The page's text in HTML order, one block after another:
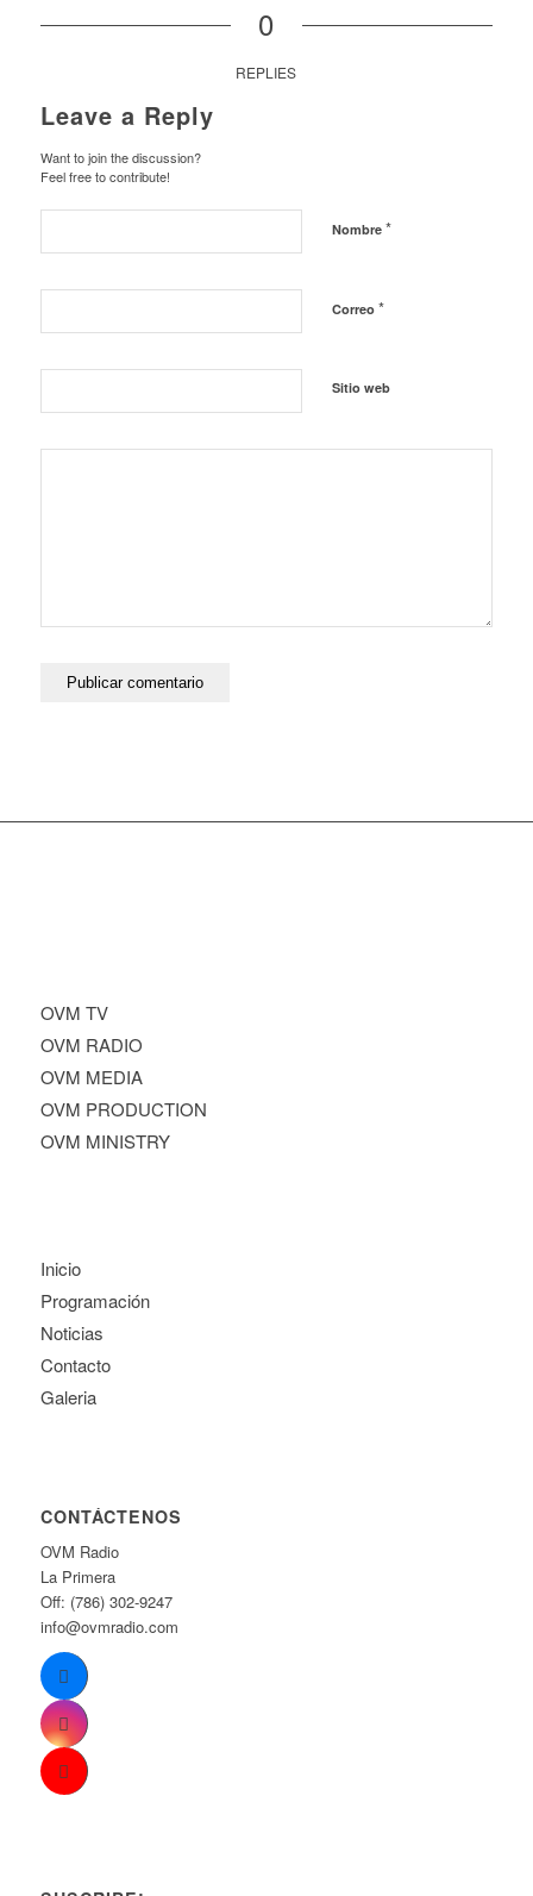
0
REPLIES
Leave a Reply
Want to join the discussion?
Feel free to contribute!
Nombre *
Correo *
Sitio web
OVM TV
OVM RADIO
OVM MEDIA
OVM PRODUCTION
OVM MINISTRY
Inicio
Programación
Noticias
Contacto
Galeria
CONTÁCTENOS
OVM Radio
La Primera
Off: (786) 302-9247
info@ovmradio.com